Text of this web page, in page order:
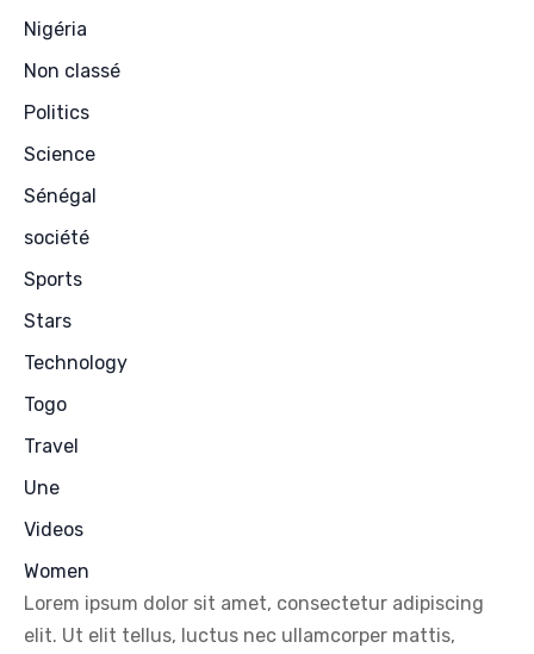
Nigéria
Non classé
Politics
Science
Sénégal
société
Sports
Stars
Technology
Togo
Travel
Une
Videos
Women
Lorem ipsum dolor sit amet, consectetur adipiscing
elit. Ut elit tellus, luctus nec ullamcorper mattis,